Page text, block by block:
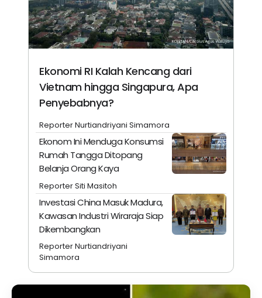
Ekonomi RI Kalah Kencang dari
Vietnam hingga Singapura, Apa
Penyebabnya?
Reporter Nurtiandriyani Simamora
Ekonom Ini Menduga Konsumsi
Rumah Tangga Ditopang
Belanja Orang Kaya
Reporter Siti Masitoh
Investasi China Masuk Madura,
Kawasan Industri Wiraraja Siap
Dikembangkan
Reporter Nurtiandriyani
Simamora